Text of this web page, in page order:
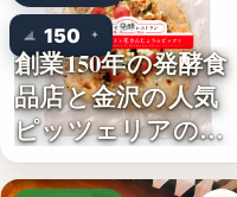
150
創業150年の発酵食
品店と金沢の人気
ピッツェリアのコ
ラボ…